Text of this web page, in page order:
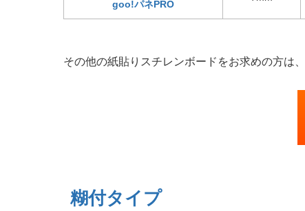
goo!パネPRO
その他の紙貼りスチレンボードをお求めの方は
糊付タイプ